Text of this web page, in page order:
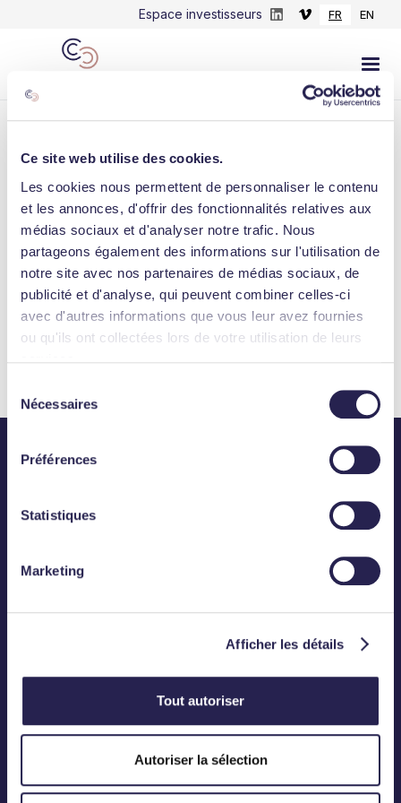
Ce site web utilise des cookies.
Les cookies nous permettent de personnaliser le contenu
et les annonces, d'offrir des fonctionnalités relatives aux
médias sociaux et d'analyser notre trafic. Nous
partageons également des informations sur l'utilisation de
notre site avec nos partenaires de médias sociaux, de
publicité et d'analyse, qui peuvent combiner celles-ci
avec d'autres informations que vous leur avez fournies
ou qu'ils ont collectées lors de votre utilisation de leurs
Nécessaires
Préférences
Statistiques
Marketing
Afficher les détails
Tout autoriser
Autoriser la sélection
Espace investisseurs FR EN
LINKEDIN
Meanings Capital Partners est très heureux
d'accueillir Kaliti au sein de ses
participations. Kaliti...
October 19, 2022
Consulter l'actualité
01 83 75 50 00
BUREAU
12, Rond-Point des Champs-Elysées
75008 Paris